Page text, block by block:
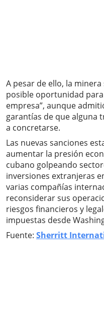
A pesar de ello, la
posible oportunidad
empresa”, aunque
garantías de que alguna
a concretarse.
Las nuevas sanciones
aumentar la presión
cubano golpeando
inversiones extranjeras
varias compañías
reconsiderar sus
riesgos financieros y
impuestas desde
Fuente: Sherritt